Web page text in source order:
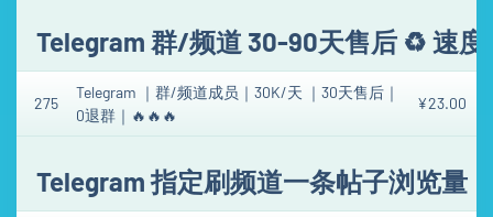
Telegram 群/频道 30-90天售后 ♻️ 速度
275
Telegram ｜群/频道成员｜30K/天 ｜30天售后｜
0退群｜🔥🔥🔥
¥23.00
Telegram 指定刷频道一条帖子浏览量